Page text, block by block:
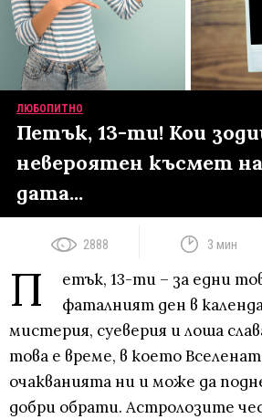
ЛЮБОПИТНО
Петък, 13-ти! Кои
невероятен късмет
дата...
2888 3 мин
П
етък, 13-ти – за едни
фаталният ден в
мистерия, суеверия и лоша
това е време, в което
очакванията ни и може да
добри обрати. Астролозите